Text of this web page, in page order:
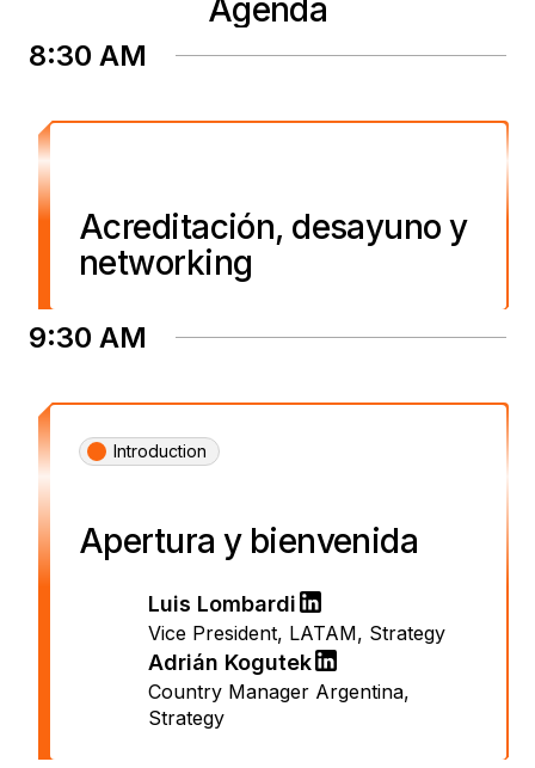
Agenda
8:30 AM
Acreditación, desayuno y
networking
9:30 AM
Introduction
Apertura y bienvenida
Luis Lombardi
Vice President, LATAM, Strategy
Adrián Kogutek
Country Manager Argentina,
Strategy